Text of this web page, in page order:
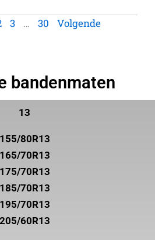
3 … 30 Volgende
bandenmaten
13
155/80R13
165/70R13
175/70R13
185/70R13
195/70R13
205/60R13